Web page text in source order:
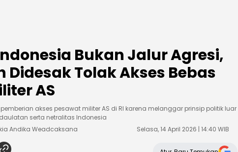
Bukan Jalur Agresi,
Didesak Tolak Akses Bebas
AS
akses pesawat militer AS di RI karena melanggar prinsip politik luar
serta netralitas Indonesia
Andika Weadcaksana
Selasa, 14 April 2026 | 14:40 WIB